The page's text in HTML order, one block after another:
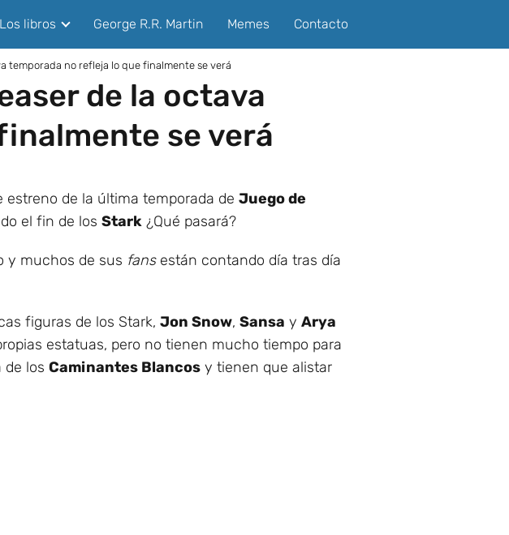
Los libros George R.R. Martin Memes Contacto
temporada no refleja lo que finalmente se verá
de la octava
se verá
de la última temporada de Juego de
el fin de los Stark ¿Qué pasará?
y muchos de sus fansestán contando día tras día
figuras de los Stark, Jon Snow, Sansa y Arya
estatuas, pero no tienen mucho tiempo para
de los Caminantes Blancos y tienen que alistar